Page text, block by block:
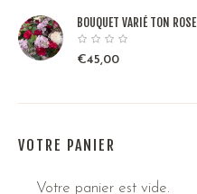
BOUQUET VARIÉ TON ROSE
€45,00
VOTRE PANIER
Votre panier est vide.